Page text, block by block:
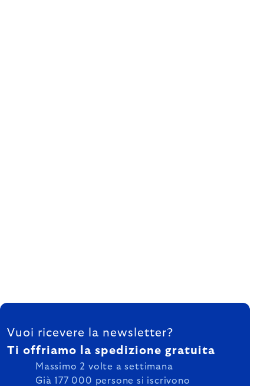
FOOTER
Vuoi ricevere la newsletter?
Ti offriamo la spedizione gratuita
Massimo 2 volte a settimana
Già 177 000 persone si iscrivono